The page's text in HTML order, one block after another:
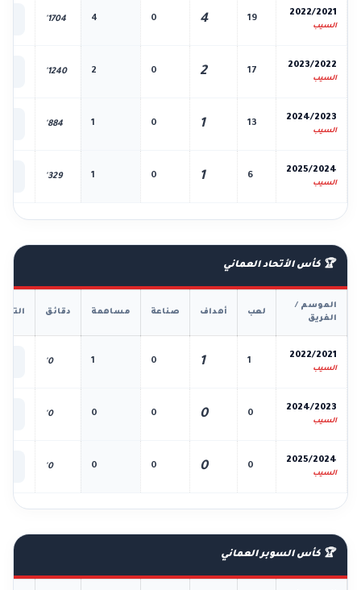
2022/2021
السيب
19
4
0
4
1704'
2023/2022
السيب
17
2
0
2
1240'
2024/2023
السيب
13
1
0
1
884'
2025/2024
السيب
6
1
0
1
329'
🏆 كأس الأتحاد العماني
الموسم /
الفريق
لعب أهداف صناعة مساهمة دقائق
2022/2021
السيب
1
1
0
1
0'
2024/2023
السيب
0
0
0
0
0'
2025/2024
السيب
0
0
0
0
0'
🏆 كأس السوبر العماني